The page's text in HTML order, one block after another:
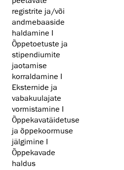
registrite ja/või
andmebaaside
haldamine I
Õppetoetuste ja
stipendiumite
jaotamise
korraldamine I
Eksternide ja
vabakuulajate
vormistamine I
Õppekavatäidetuse
ja õppekoormuse
jälgimine I
Õppekavade
haldus